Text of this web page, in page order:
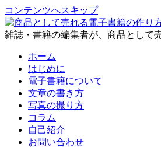
コンテンツへスキップ
雑誌・書籍の編集者が、商品として
ホーム
はじめに
電子書籍について
文章の書き方
写真の撮り方
コラム
自己紹介
お問い合わせ